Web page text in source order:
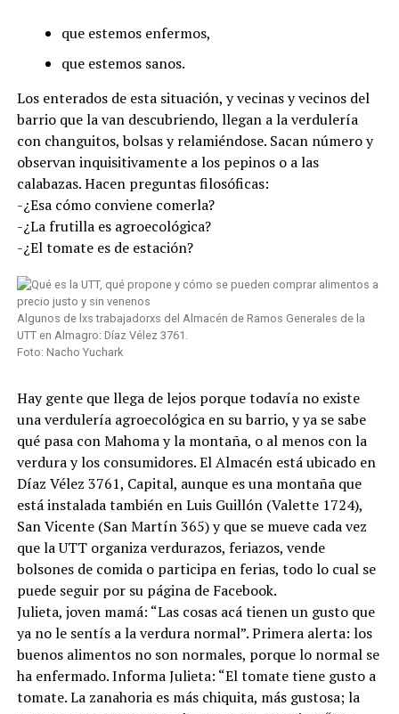
que estemos enfermos,
que estemos sanos.
Los enterados de esta situación, y vecinas y vecinos del
barrio que la van descubriendo, llegan a la verdulería
con changuitos, bolsas y relamiéndose. Sacan número y
observan inquisitivamente a los pepinos o a las
calabazas. Hacen preguntas filosóficas:
-¿Esa cómo conviene comerla?
-¿La frutilla es agroecológica?
-¿El tomate es de estación?
Algunos de lxs trabajadorxs del Almacén de Ramos Generales de la
UTT en Almagro: Díaz Vélez 3761.
Foto: Nacho Yuchark
Hay gente que llega de lejos porque todavía no existe
una verdulería agroecológica en su barrio, y ya se sabe
qué pasa con Mahoma y la montaña, o al menos con la
verdura y los consumidores. El Almacén está ubicado en
Díaz Vélez 3761, Capital, aunque es una montaña que
está instalada también en Luis Guillón (Valette 1724),
San Vicente (San Martín 365) y que se mueve cada vez
que la UTT organiza verdurazos, feriazos, vende
bolsones de comida o participa en ferias, todo lo cual se
puede seguir por su página de Facebook.
Julieta, joven mamá: “Las cosas acá tienen un gusto que
ya no le sentís a la verdura normal”. Primera alerta: los
buenos alimentos no son normales, porque lo normal se
ha enfermado. Informa Julieta: “El tomate tiene gusto a
tomate. La zanahoria es más chiquita, más gustosa; la